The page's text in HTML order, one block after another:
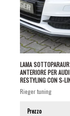
LAMA
ANTERIORE PER
RESTYLING CON S-
NERO...
rieger tuning
Prezzo